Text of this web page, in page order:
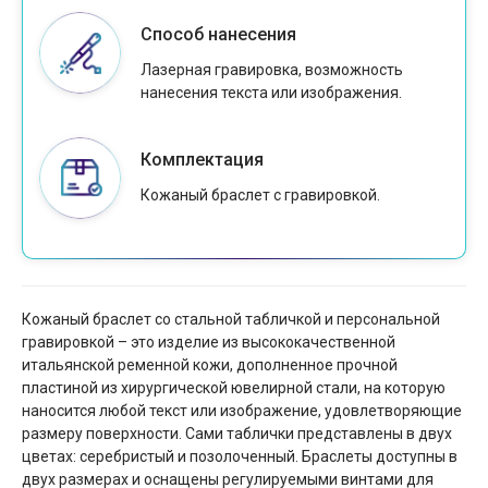
Способ нанесения
Лазерная гравировка, возможность
нанесения текста или изображения.
Комплектация
Кожаный браслет с гравировкой.
Кожаный браслет со стальной табличкой и персональной
гравировкой – это изделие из высококачественной
итальянской ременной кожи, дополненное прочной
пластиной из хирургической ювелирной стали, на которую
наносится любой текст или изображение, удовлетворяющие
размеру поверхности. Сами таблички представлены в двух
цветах: серебристый и позолоченный. Браслеты доступны в
двух размерах и оснащены регулируемыми винтами для